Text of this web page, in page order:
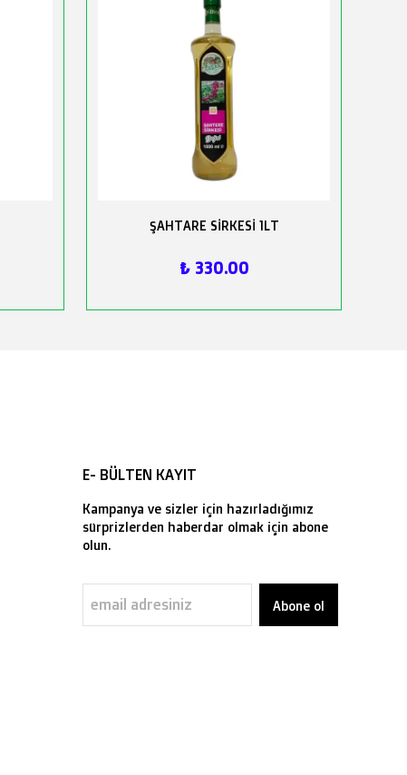
ŞAHTARE SİRKESİ 1LT
₺ 330.00
E- BÜLTEN KAYIT
Kampanya ve sizler için hazırladığımız
sürprizlerden haberdar olmak için abone
olun.
Abone ol